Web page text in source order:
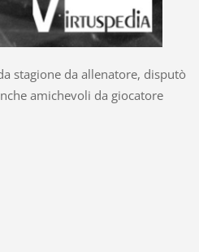
stagione da allenatore, disputò
amichevoli da giocatore